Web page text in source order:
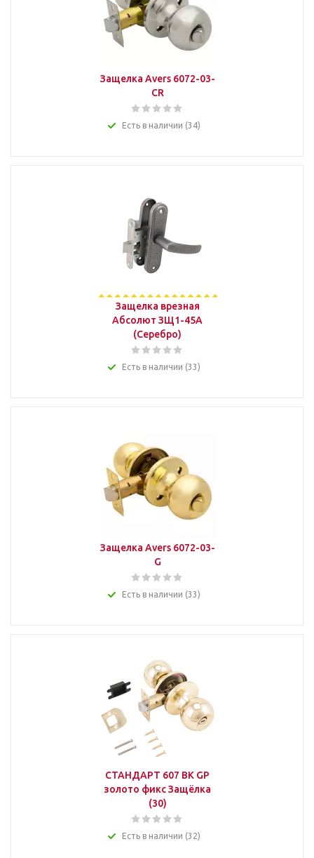
Защелка Avers 6072-03-
CR
Есть в наличии (34)
Защелка врезная
Абсолют ЗЩ1-45А
(Серебро)
Есть в наличии (33)
Защелка Avers 6072-03-
G
Есть в наличии (33)
СТАНДАРТ 607 BK GP
золото фикс Защёлка
(30)
Есть в наличии (32)